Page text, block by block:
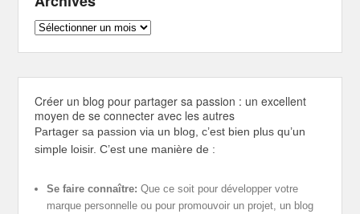
Archives
Créer un blog pour partager sa passion : un excellent
moyen de se connecter avec les autres
Partager sa passion via un blog, c’est bien plus qu’un
simple loisir. C’est une manière de :
Se faire connaître: Que ce soit pour développer votre
marque personnelle ou pour promouvoir un projet, un blog